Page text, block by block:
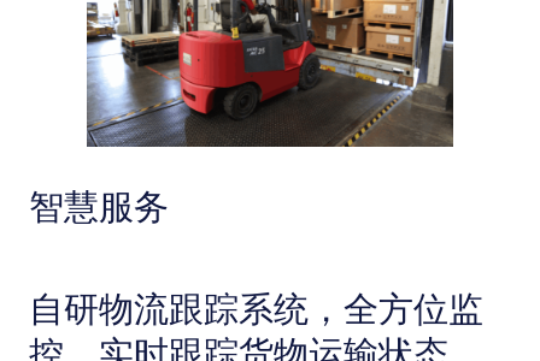
智慧服务
自研物流跟踪系统，全方位监